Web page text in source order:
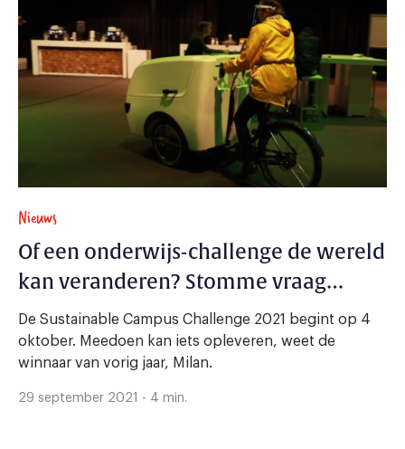
Nieuws
Of een onderwijs-challenge de wereld
kan veranderen? Stomme vraag…
De Sustainable Campus Challenge 2021 begint op 4
oktober. Meedoen kan iets opleveren, weet de
winnaar van vorig jaar, Milan.
29 september 2021 - 4 min.